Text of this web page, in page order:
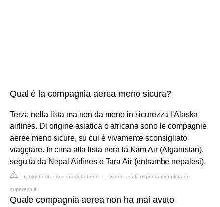
Qual è la compagnia aerea meno sicura?
Terza nella lista ma non da meno in sicurezza l'Alaska
airlines. Di origine asiatica o africana sono le compagnie
aeree meno sicure, su cui è vivamente sconsigliato
viaggiare. In cima alla lista nera la Kam Air (Afganistan),
seguita da Nepal Airlines e Tara Air (entrambe nepalesi).
Richiesta di rimozione della fonte | Visualizza la risposta completa su
supereva.it
Quale compagnia aerea non ha mai avuto